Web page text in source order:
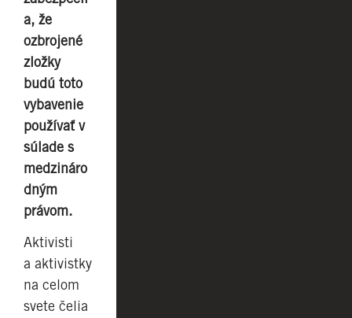
a, že
ozbrojené
zložky
budú toto
vybavenie
používať v
súlade s
medzináro
dným
právom.
Aktivisti
a aktivistky
na celom
svete čelia